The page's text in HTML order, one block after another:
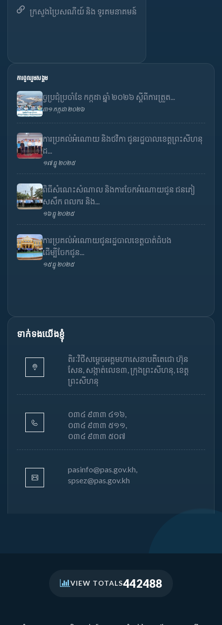
ក្រសួងប្រៃសណីយ៍ និង ទូរគមនាគមន៍
ការចូលរួមសង្គម
ច្ចប្រជុំប្រចាំខែ កក្កដា ឆ្នាំ ២០២៦ ស្តីពីការត្រួត...
៣១ កក្កដា ២០២៦
ការប្រគល់អំណោយ និងថវិកា ជូនរដ្ឋបាលខេត្តព្រះសីហនុ
ដ...
១៧ ធ្នូ ២០២៥
ពិធីសំណេះសំណាល និងការចែកអំណោយជូន ជនភៀ
សសឹក ពលករ និង...
១៦ ធ្នូ ២០២៥
ការប្រគល់អំណោយជូនរដ្ឋបាលខេត្តបាត់ដំបង
ដើម្បីចែកជូន...
១៥ ធ្នូ ២០២៥
ទាក់ទងយើងខ្ញុំ
តិរៈវិថីសម្តេចអគ្គមហាសេនាបតីតេជោ ហ៊ុន
សែន, សង្កាត់លេខ៣, ក្រុងព្រះសីហនុ, ខេត្ត
ព្រះសីហនុ
០៣៤ ៩៣៣ ៤១៦,
០៣៤ ៩៣៣ ៥១១,
០៣៤ ៩៣៣ ៥០៧
pasinfo@pas.gov.kh,
spsez@pas.gov.kh
VIEW TOTALS442488